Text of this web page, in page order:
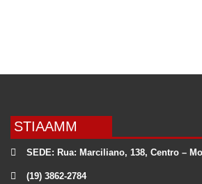
STIAAMM
SEDE: Rua: Marciliano, 138, Centro –
(19) 3862-2784